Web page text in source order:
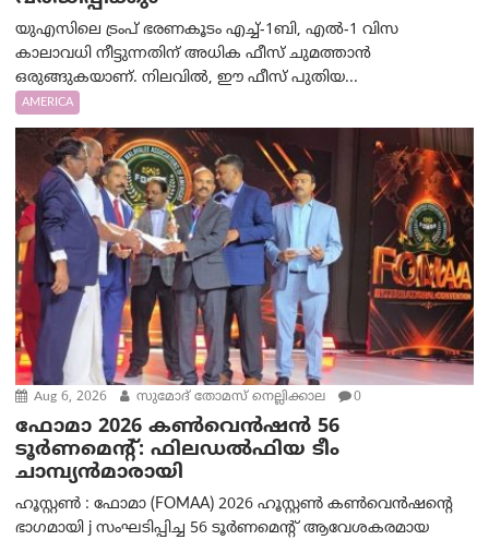
യുഎസിലെ ട്രംപ് ഭരണകൂടം എച്ച്-1ബി, എൽ-1 വിസ
കാലാവധി നീട്ടുന്നതിന് അധിക ഫീസ് ചുമത്താൻ
ഒരുങ്ങുകയാണ്. നിലവിൽ, ഈ ഫീസ് പുതിയ...
AMERICA
Aug 6, 2026 സുമോദ് തോമസ് നെല്ലിക്കാല 0
ഫോമാ 2026 കൺവെൻഷൻ 56
ടൂർണമെന്റ്: ഫിലഡൽഫിയ ടീം
ചാമ്പ്യൻമാരായി
ഹൂസ്റ്റൺ : ഫോമാ (FOMAA) 2026 ഹൂസ്റ്റൺ കൺവെൻഷന്റെ
ഭാഗമായി j സംഘടിപ്പിച്ച 56 ടൂർണമെന്റ് ആവേശകരമായ